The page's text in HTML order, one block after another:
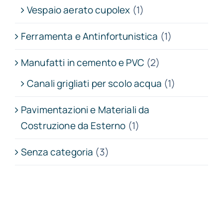
Vespaio aerato cupolex (1)
Ferramenta e Antinfortunistica (1)
Manufatti in cemento e PVC (2)
Canali grigliati per scolo acqua (1)
Pavimentazioni e Materiali da
Costruzione da Esterno (1)
Senza categoria (3)